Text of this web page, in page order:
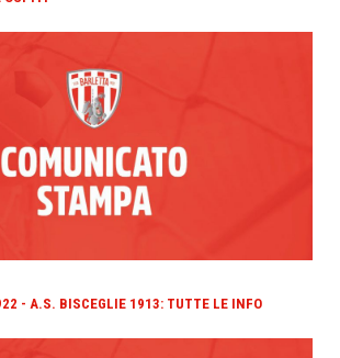
- A.S. BISCEGLIE 1913: TUTTE LE INFO